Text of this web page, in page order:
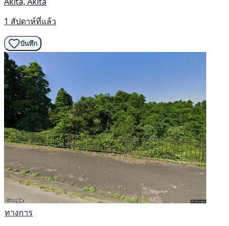
1 สัปดาห์ที่แล้ว
บันทึก
ทางการ